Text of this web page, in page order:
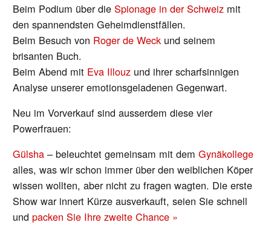
Beim Podium über dieSpionage in der Schweiz mit
den spannendsten Geheimdienstfällen.
Beim Besuch von Roger de Weck und seinem
brisanten Buch.
Beim Abend mit Eva Illouz und ihrer scharfsinnigen
Analyse unserer emotionsgeladenen Gegenwart.
Neu im Vorverkauf sind ausserdem diese vier
Powerfrauen:
Gülsha – beleuchtet gemeinsam mit demGynäkollege
alles, was wir schon immer über den weiblichen Köper
wissen wollten, aber nicht zu fragen wagten. Die erste
Show war innert Kürze ausverkauft, seien Sie schnell
undpacken Sie Ihre zweite Chance »